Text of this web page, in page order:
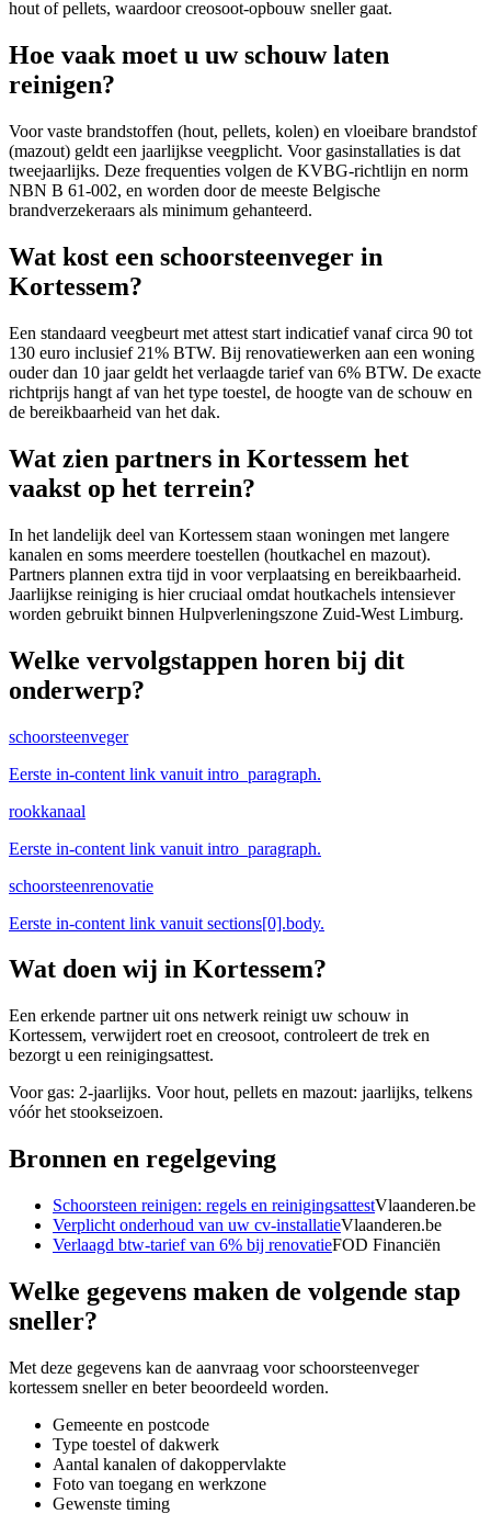
hout of pellets, waardoor creosoot-opbouw sneller gaat.
Hoe vaak moet u uw schouw laten
reinigen?
Voor vaste brandstoffen (hout, pellets, kolen) en vloeibare brandstof
(mazout) geldt een jaarlijkse veegplicht. Voor gasinstallaties is dat
tweejaarlijks. Deze frequenties volgen de KVBG-richtlijn en norm
NBN B 61-002, en worden door de meeste Belgische
brandverzekeraars als minimum gehanteerd.
Wat kost een schoorsteenveger in
Kortessem?
Een standaard veegbeurt met attest start indicatief vanaf circa 90 tot
130 euro inclusief 21% BTW. Bij renovatiewerken aan een woning
ouder dan 10 jaar geldt het verlaagde tarief van 6% BTW. De exacte
richtprijs hangt af van het type toestel, de hoogte van de schouw en
de bereikbaarheid van het dak.
Wat zien partners in Kortessem het
vaakst op het terrein?
In het landelijk deel van Kortessem staan woningen met langere
kanalen en soms meerdere toestellen (houtkachel en mazout).
Partners plannen extra tijd in voor verplaatsing en bereikbaarheid.
Jaarlijkse reiniging is hier cruciaal omdat houtkachels intensiever
worden gebruikt binnen Hulpverleningszone Zuid-West Limburg.
Welke vervolgstappen horen bij dit
onderwerp?
schoorsteenveger
Eerste in-content link vanuit intro_paragraph.
rookkanaal
Eerste in-content link vanuit intro_paragraph.
schoorsteenrenovatie
Eerste in-content link vanuit sections[0].body.
Wat doen wij in Kortessem?
Een erkende partner uit ons netwerk reinigt uw schouw in
Kortessem, verwijdert roet en creosoot, controleert de trek en
bezorgt u een reinigingsattest.
Voor gas: 2-jaarlijks. Voor hout, pellets en mazout: jaarlijks, telkens
vóór het stookseizoen.
Bronnen en regelgeving
Schoorsteen reinigen: regels en reinigingsattestVlaanderen.be
Verplicht onderhoud van uw cv-installatieVlaanderen.be
Verlaagd btw-tarief van 6% bij renovatieFOD Financiën
Welke gegevens maken de volgende stap
sneller?
Met deze gegevens kan de aanvraag voorschoorsteenveger
kortessem sneller en beter beoordeeld worden.
Gemeente en postcode
Type toestel of dakwerk
Aantal kanalen of dakoppervlakte
Foto van toegang en werkzone
Gewenste timing